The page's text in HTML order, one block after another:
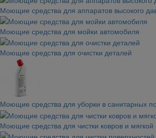
Моющие средства для аппаратов высокого
Моющие средства для мойки автомобиля
Моющие средства для очистки деталей
Моющие средства для уборки в санитарных
Моющие средства для чистки ковров и